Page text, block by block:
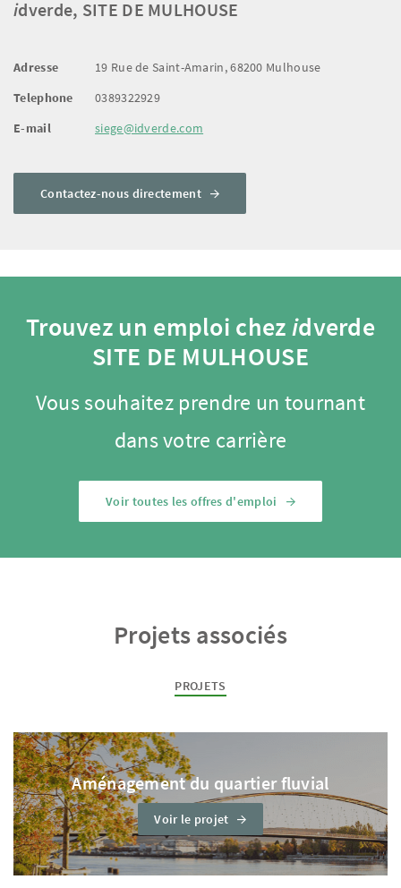
idverde, SITE DE MULHOUSE
Adresse
19 Rue de Saint-Amarin, 68200 Mulhouse
Telephone
0389322929
E-mail
siege@idverde.com
Contactez-nous directement
Trouvez un emploi chezidverde
SITE DE MULHOUSE
Vous souhaitez prendre un tournant
dans votre carrière
Voir toutes les offres d'emploi
Projets associés
PROJETS
Aménagement du quartier fluvial
Voir le projet